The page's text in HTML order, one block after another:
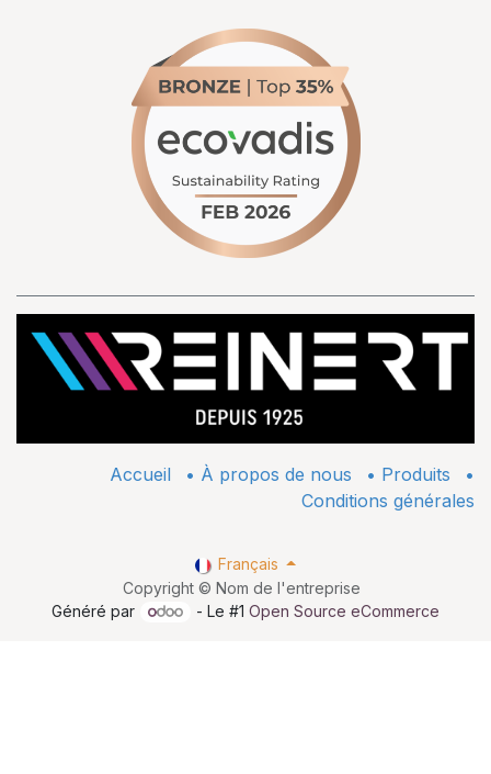
Accueil • À propos de nous • ​Produits
•
Conditions générales
Copyright © Nom de l'entreprise
Français
Généré par - Le #1Open Source eCommerce